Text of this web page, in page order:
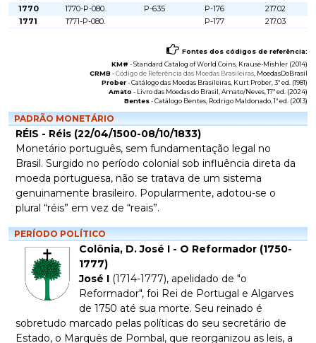
1770
1770-P-080. P-635 P-176
217.02
1771
1771-P-080. P-177 217.03
Fontes dos códigos de referência:
KM# -Standard Catalog of World Coins , Krause-Mishler (2014)
CRMB -Código de Referência das Moedas Brasileiras , MoedasDoBrasil
Prober-Catálogo das Moedas Brasileiras , Kurt Prober, 3ª ed. (1981)
Amato - Livro das Moedas do Brasil , Amato/Neves, 17ª ed. (2024)
Bentes-Catálogo Bentes , Rodrigo Maldonado, 1ª ed. (2013)
PADRÃO MONETÁRIO
RÉIS - Réis (22/04/1500-08/10/1833)
Monetário português, sem fundamentação legal no
Brasil. Surgido no período colonial sob influência direta da
moeda portuguesa, não se tratava de um sistema
genuinamente brasileiro. Popularmente, adotou-se o
plural “réis” em vez de “reais”.
PERÍODO POLÍTICO
Colônia, D. José I - O Reformador (1750-
1777)
José I (1714-1777), apelidado de "o
Reformador", foi Rei de Portugal e Algarves
de 1750 até sua morte. Seu reinado é
sobretudo marcado pelas políticas do seu secretário de
Estado, o Marquês de Pombal, que reorganizou as leis, a